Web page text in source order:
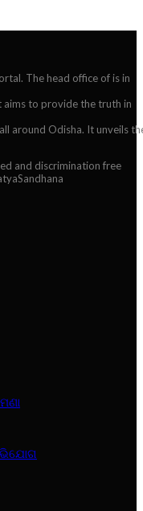
The head office of is in
aims to provide the truth in
around Odisha. It unveils
and discrimination free